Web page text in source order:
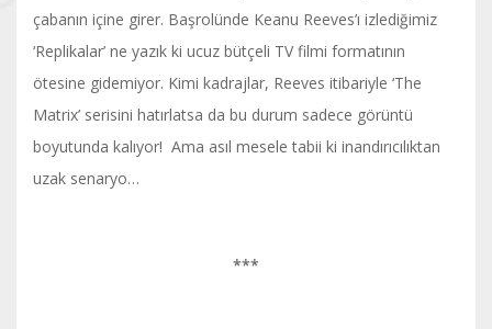
çabanın içine girer. Başrolünde Keanu Reeves’ı izlediğimiz
‘Replikalar’ ne yazık ki ucuz bütçeli TV filmi formatının
ötesine gidemiyor. Kimi kadrajlar, Reeves itibariyle ‘The
Matrix’ serisini hatırlatsa da bu durum sadece görüntü
boyutunda kalıyor! Ama asıl mesele tabii ki inandırıcılıktan
uzak senaryo…
***